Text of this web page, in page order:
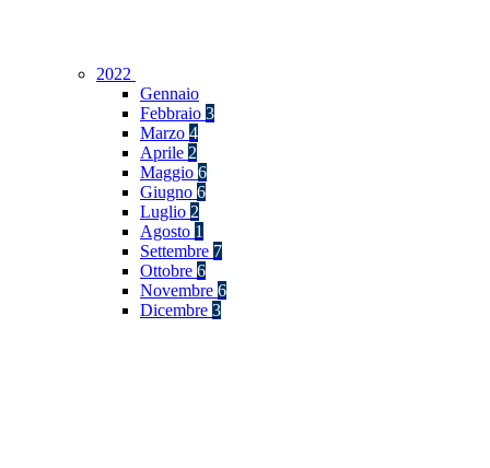
2022
Gennaio
Febbraio 3
Marzo 4
Aprile 2
Maggio 6
Giugno 6
Luglio 2
Agosto 1
Settembre 7
Ottobre 6
Novembre 6
Dicembre 3